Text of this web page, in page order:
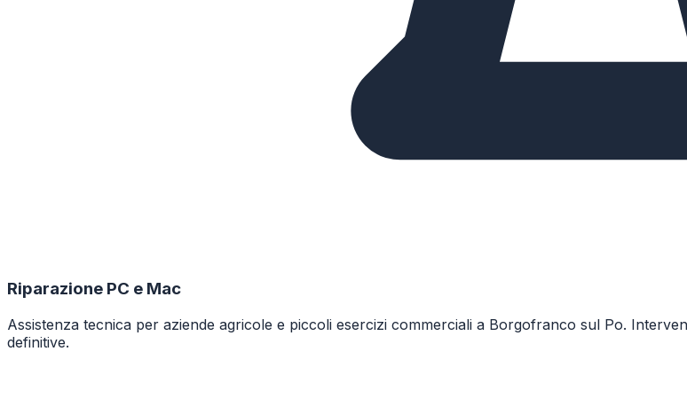
Riparazione PC e Mac
Assistenza tecnica per aziende agricole e piccoli esercizi commerciali a Borgofranco sul Po.
definitive.